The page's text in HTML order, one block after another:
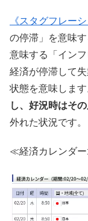
《スタグフレーシ
の停滞」を意味
意味する「イン
経済が停滞して
状態を意味します
し、好況時はそ
外れた状況です。
≪経済カレンダ